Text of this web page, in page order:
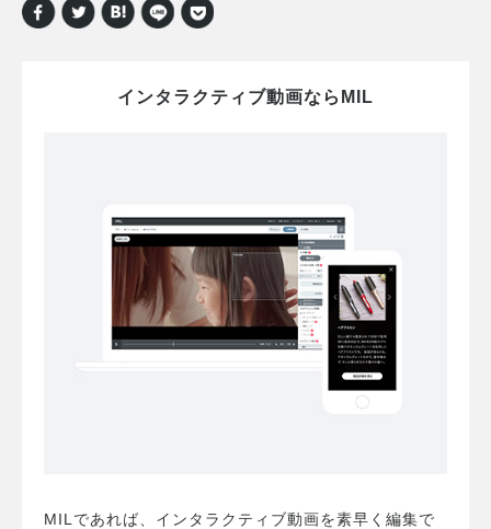
インタラクティブ動画ならMIL
MILであれば、インタラクティブ動画を素早く編集で